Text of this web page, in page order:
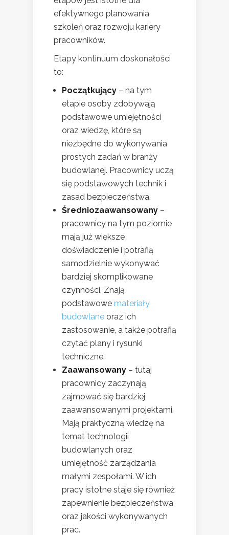
efektywnego planowania
szkoleń oraz rozwoju kariery
pracowników.
Etapy kontinuum doskonałości
to:
Początkujący – na tym
etapie osoby zdobywają
podstawowe umiejętności
oraz wiedzę, które są
niezbędne do wykonywania
prostych zadań w branży
budowlanej. Pracownicy uczą
się podstawowych technik i
zasad bezpieczeństwa.
Średniozaawansowany –
pracownicy na tym poziomie
mają już większe
doświadczenie i potrafią
samodzielnie wykonywać
bardziej skomplikowane
czynności. Znają
podstawowe materiały
budowlane oraz ich
zastosowanie, a także potrafią
czytać plany i rysunki
techniczne.
Zaawansowany – tutaj
pracownicy zaczynają
zajmować się bardziej
zaawansowanymi projektami.
Mają praktyczną wiedzę na
temat technologii
budowlanych oraz
umiejętność zarządzania
małymi zespołami. W ich
pracy istotne staje się również
zapewnienie bezpieczeństwa
oraz jakości wykonywanych
prac.